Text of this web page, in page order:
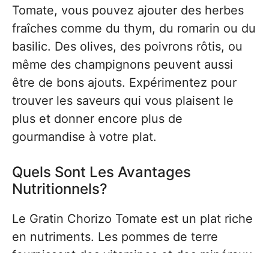
Tomate, vous pouvez ajouter des herbes
fraîches comme du thym, du romarin ou du
basilic. Des olives, des poivrons rôtis, ou
même des champignons peuvent aussi
être de bons ajouts. Expérimentez pour
trouver les saveurs qui vous plaisent le
plus et donner encore plus de
gourmandise à votre plat.
Quels Sont Les Avantages
Nutritionnels?
Le Gratin Chorizo Tomate est un plat riche
en nutriments. Les pommes de terre